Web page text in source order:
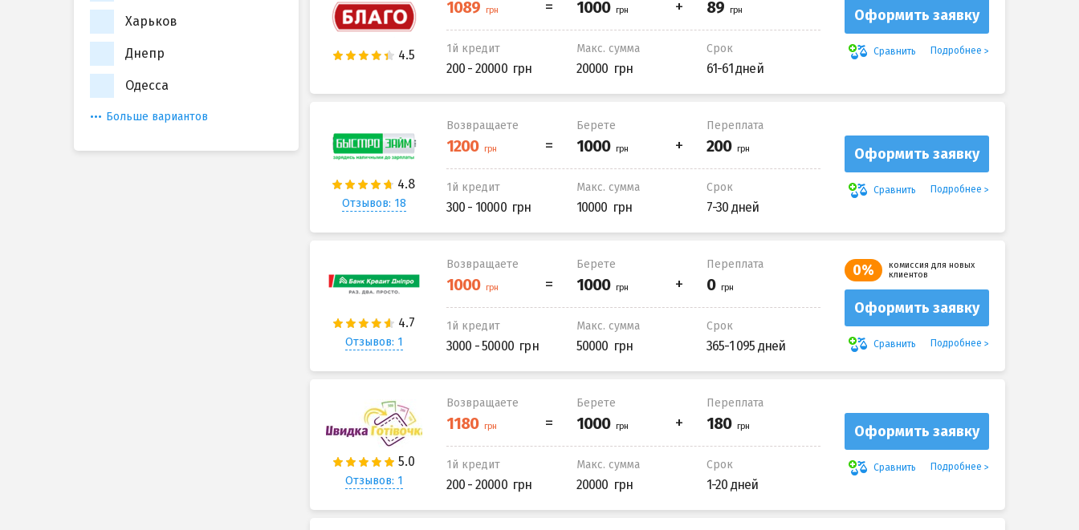
1й кредит
200 - 20000
Макс. сумма
20000
Срок
61-61 дней
Оформить заявку
Сравнить Подробнее
Отзывов: 18
Возвращаете Берете Переплата
1й кредит
300 - 10000
Макс. сумма
10000
Срок
7-30 дней
Оформить заявку
Сравнить Подробнее
Отзывов: 1
Возвращаете Берете Переплата
1й кредит
3000 - 50000
Макс. сумма
50000
Срок
365-1 095 дней
0%
комиссия для новых
клиентов
Оформить заявку
Сравнить Подробнее
Отзывов: 1
Возвращаете Берете Переплата
1й кредит
200 - 20000
Макс. сумма
20000
Срок
1-20 дней
Оформить заявку
Сравнить Подробнее
Харьков
Днепр
Одесса
Больше вариантов